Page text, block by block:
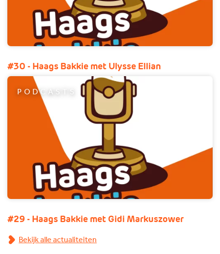
#30 - Haags Bakkie met Ulysse Ellian
PODCASTS
#29 - Haags Bakkie met Gidi Markuszower
Bekijk alle actualiteiten